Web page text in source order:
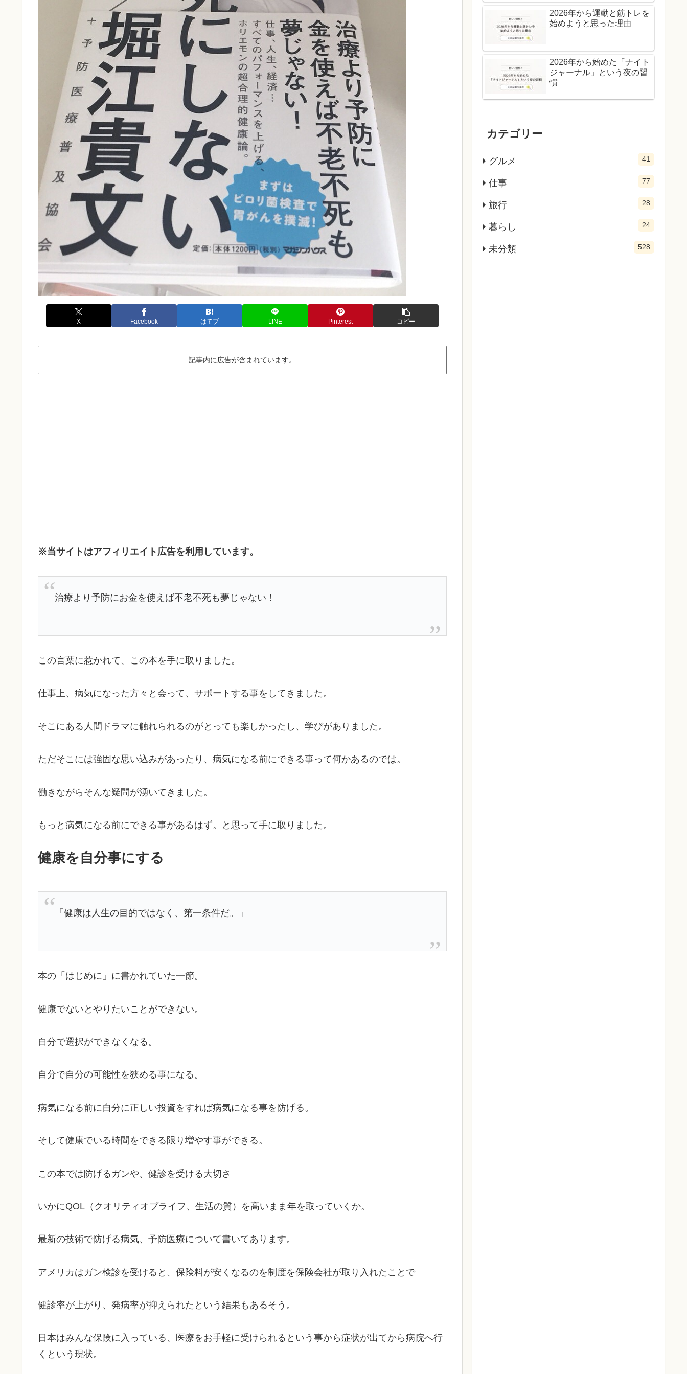
X Facebook はてブ LINE Pinterest コピー
記事内に広告が含まれています。
※当サイトはアフィリエイト広告を利用しています。
治療より予防にお金を使えば不老不死も夢じゃない！
この言葉に惹かれて、この本を手に取りました。
仕事上、病気になった方々と会って、サポートする事をしてきました。
そこにある人間ドラマに触れられるのがとっても楽しかったし、学びがありました。
ただそこには強固な思い込みがあったり、病気になる前にできる事って何かあるのでは。
働きながらそんな疑問が湧いてきました。
もっと病気になる前にできる事があるはず。と思って手に取りました。
健康を自分事にする
「健康は人生の目的ではなく、第一条件だ。」
本の「はじめに」に書かれていた一節。
健康でないとやりたいことができない。
自分で選択ができなくなる。
自分で自分の可能性を狭める事になる。
病気になる前に自分に正しい投資をすれば病気になる事を防げる。
そして健康でいる時間をできる限り増やす事ができる。
この本では防げるガンや、健診を受ける大切さ
いかにQOL（クオリティオブライフ、生活の質）を高いまま年を取っていくか。
最新の技術で防げる病気、予防医療について書いてあります。
アメリカはガン検診を受けると、保険料が安くなるのを制度を保険会社が取り入れたことで
健診率が上がり、発病率が抑えられたという結果もあるそう。
日本はみんな保険に入っている、医療をお手軽に受けられるという事から症状が出てから病院へ行
くという現状。
2026年から運動と筋トレを
始めようと思った理由
2026年から始めた「ナイト
ジャーナル」という夜の習
慣
カテゴリー
グルメ 41
仕事 77
旅行 28
暮らし 24
未分類 528